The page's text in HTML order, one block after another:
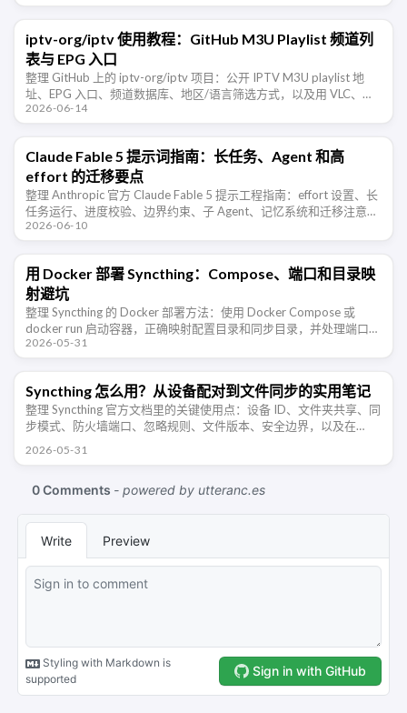
iptv-org/iptv 使用教程：GitHub M3U Playlist 频道列
表与 EPG 入口
整理 GitHub 上的 iptv-org/iptv 项目：公开 IPTV M3U playlist 地
址、EPG 入口、频道数据库、地区/语言筛选方式，以及用 VLC、
IINA、PotPlayer …
2026-06-14
Claude Fable 5 提示词指南：长任务、Agent 和高
effort 的迁移要点
整理 Anthropic 官方 Claude Fable 5 提示工程指南：effort 设置、长
任务运行、进度校验、边界约束、子 Agent、记忆系统和迁移注意事
项。
2026-06-10
用 Docker 部署 Syncthing：Compose、端口和目录映
射避坑
整理 Syncthing 的 Docker 部署方法：使用 Docker Compose 或
docker run 启动容器，正确映射配置目录和同步目录，并处理端口、
防火墙、PUID/PGID 权限和 …
2026-05-31
Syncthing 怎么用？从设备配对到文件同步的实用笔记
整理 Syncthing 官方文档里的关键使用点：设备 ID、文件夹共享、同
步模式、防火墙端口、忽略规则、文件版本、安全边界，以及在
2026-05-31